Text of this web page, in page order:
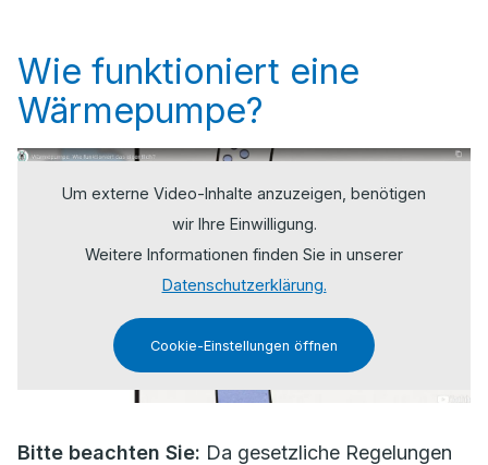
Wie funktioniert eine
Wärmepumpe?
Um externe Video-Inhalte anzuzeigen, benötigen
wir Ihre Einwilligung.
Weitere Informationen finden Sie in unserer
Datenschutzerklärung.
Cookie-Einstellungen öffnen
Bitte beachten Sie: Da gesetzliche Regelungen